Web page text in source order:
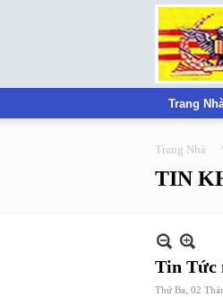
Trang
Trang Nhà ›
TIN
Tin Tức
Thứ Ba, 02